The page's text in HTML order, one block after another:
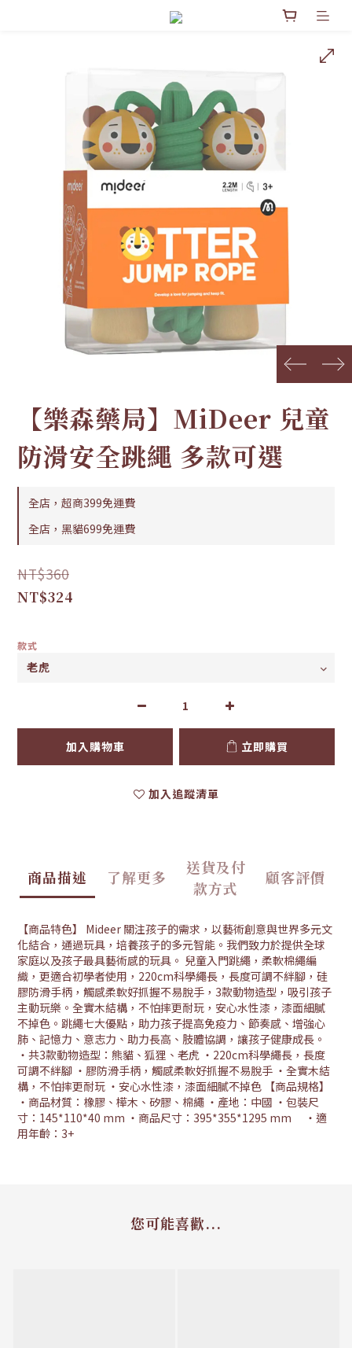
prev next
【樂森藥局】MiDeer 兒童
防滑安全跳繩 多款可選
全店，超商399免運費
全店，黑貓699免運費
NT$360
NT$324
款式
加入購物車 立即購買
加入追蹤清單
商品描述 了解更多
送貨及付
款方式
顧客評價
【商品特色】 Mideer 關注孩子的需求，以藝術創意與世界多元文
化結合，通過玩具，培養孩子的多元智能。我們致力於提供全球
家庭以及孩子最具藝術感的玩具。 兒童入門跳繩，柔軟棉繩編
織，更適合初學者使用，220cm科學繩長，長度可調不絆腳，硅
膠防滑手柄，觸感柔軟好抓握不易脫手，3款動物造型，吸引孩子
主動玩樂。全實木結構，不怕摔更耐玩，安心水性漆，漆面細膩
不掉色。跳繩七大優點，助力孩子提高免疫力、節奏感、增強心
肺、記憶力、意志力、助力長高、肢體協調，讓孩子健康成長。
‧共3款動物造型：熊貓、狐狸、老虎 ‧220cm科學繩長，長度
可調不絆腳 ‧膠防滑手柄，觸感柔軟好抓握不易脫手 ‧全實木結
構，不怕摔更耐玩 ‧安心水性漆，漆面細膩不掉色 【商品規格】
‧商品材質：橡膠、樺木、矽膠、棉繩 ‧產地：中國 ‧包裝尺
寸：145*110*40 mm ‧商品尺寸：395*355*1295 mm ‧適
用年齡：3+
您可能喜歡...